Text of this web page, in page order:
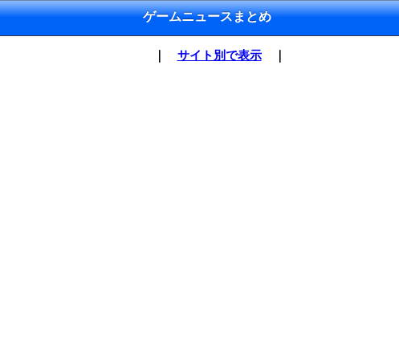
ゲームニュースまとめ
｜ サイト別で表示｜